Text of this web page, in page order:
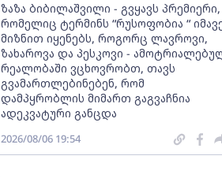
ზაზა ბიბილაშვილი - გვყავს პრემიერი,
რომელიც ტერმინს “რუსოფობია “
მიზნით იყენებს, როგორც ლავროვი,
ზახაროვა და პესკოვი -
რეალობაში ვცხოვრობთ, თავს
გვამართლებინებენ, რომ
დამპყრობლის მიმართ გაგვაჩნია
ადეკვატური განცდა
2026/08/06 19:54